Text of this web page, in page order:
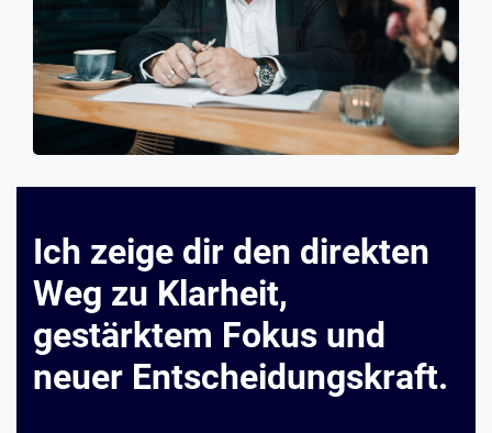
Ich zeige dir den direkten
Weg zu Klarheit,
gestärktem Fokus und
neuer Entscheidungskraft.